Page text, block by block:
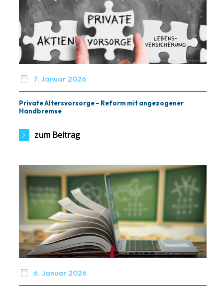
 7. Januar 2026
Private Altersvorsorge – Reform mit angezogener
Handbremse
zum Beitrag
 6. Januar 2026